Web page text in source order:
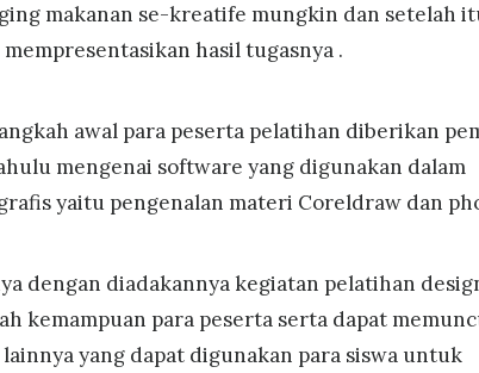
makanan se-kreatife mungkin dan setelah
hasil tugasnya .
awal para peserta pelatihan diberikan
mengenai software yang digunakan dalam
yaitu pengenalan materi Coreldraw dan
diadakannya kegiatan pelatihan
kemampuan para peserta serta dapat
yang dapat digunakan para siswa untuk